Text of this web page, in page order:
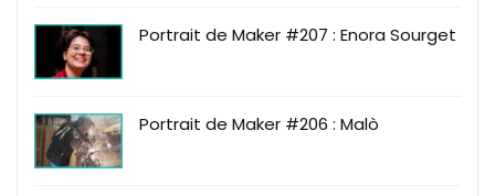
Portrait de Maker #207 : Enora Sourget
Portrait de Maker #206 : Malò